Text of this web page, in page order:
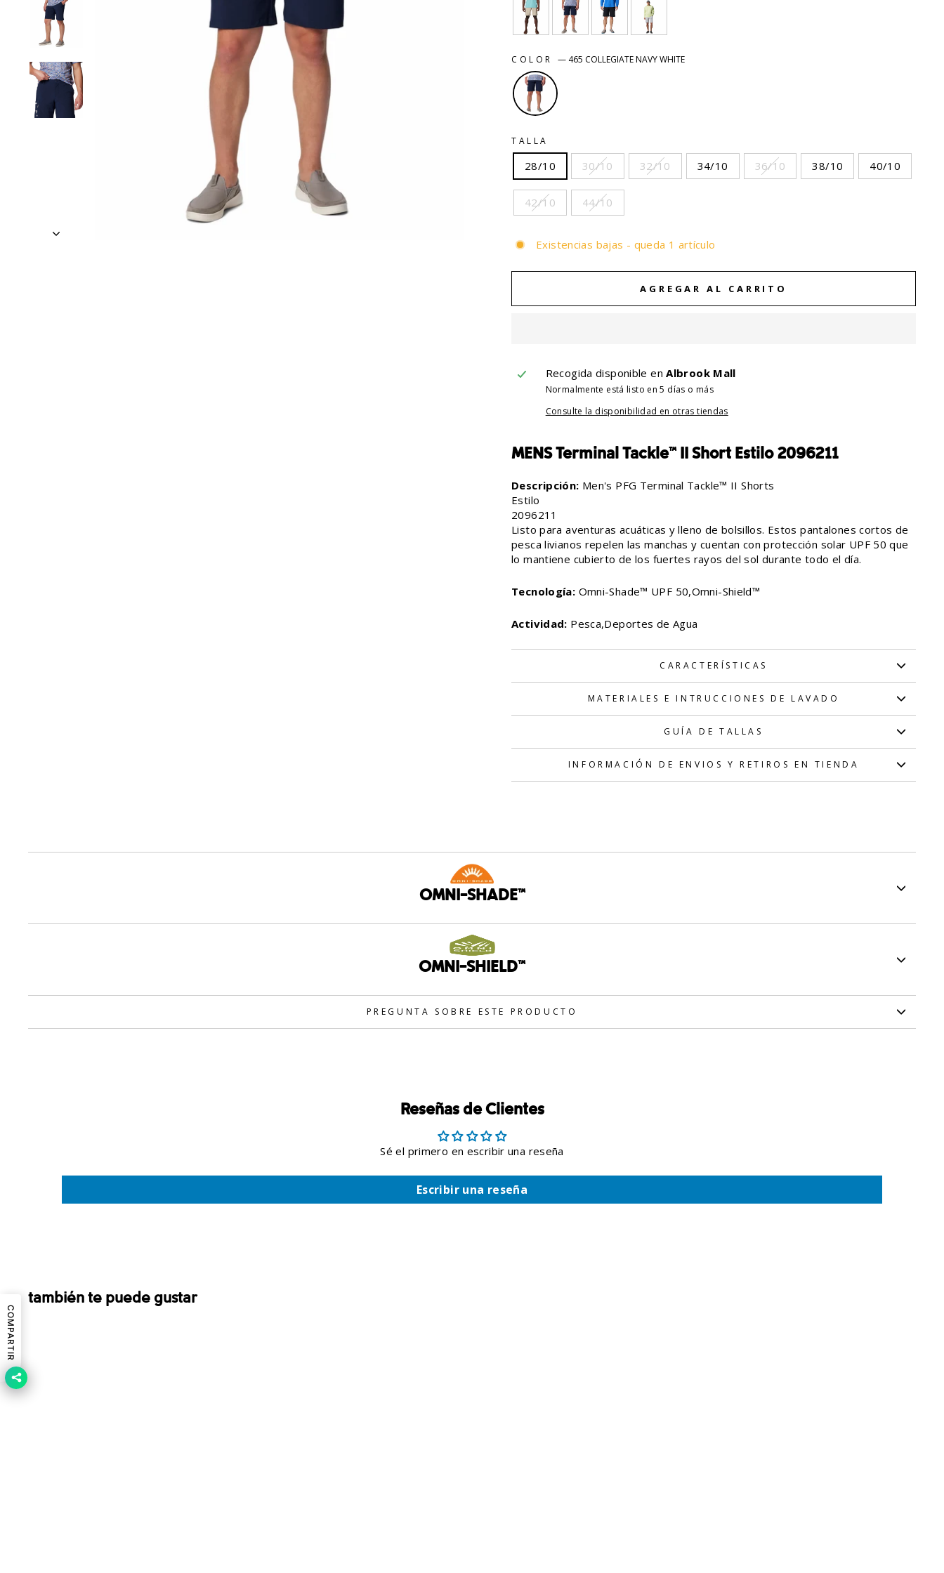
COLOR — 465 COLLEGIATE NAVY WHITE
TALLA
28/10 30/10 32/10 34/10 36/10 38/10 40/10
42/10 44/10
Existencias bajas - queda 1 artículo
AGREGAR AL CARRITO
Recogida disponible enAlbrook Mall
Normalmente está listo en 5 días o más
Consulte la disponibilidad en otras tiendas
MENS Terminal Tackle™ II Short Estilo 2096211
Descripción: Men's PFG Terminal Tackle™ II Shorts
Estilo
2096211
Listo para aventuras acuáticas y lleno de bolsillos. Estos pantalones cortos de
pesca livianos repelen las manchas y cuentan con protección solar UPF 50 que
lo mantiene cubierto de los fuertes rayos del sol durante todo el día.
Tecnología: Omni-Shade™ UPF 50,Omni-Shield™
Actividad: Pesca,Deportes de Agua
CARACTERÍSTICAS
MATERIALES E INTRUCCIONES DE LAVADO
GUÍA DE TALLAS
INFORMACIÓN DE ENVIOS Y RETIROS EN TIENDA
OMNI-SHADE™
OMNI-SHIELD™
PREGUNTA SOBRE ESTE PRODUCTO
Reseñas de Clientes
Sé el primero en escribir una reseña
Escribir una reseña
también te puede gustar
COMPARTIR